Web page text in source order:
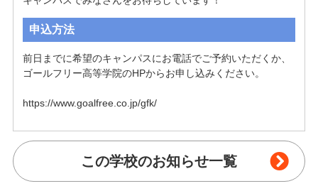
申込方法
前日までに希望のキャンパスにお電話でご予約いただくか、
ゴールフリー高等学院のHPからお申し込みください。
https://www.goalfree.co.jp/gfk/
この学校のお知らせ一覧